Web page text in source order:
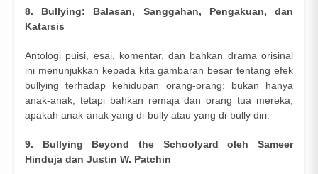
8. Bullying: Balasan, Sanggahan, Pengakuan, dan
Katarsis
Antologi puisi, esai, komentar, dan bahkan drama orisinal
ini menunjukkan kepada kita gambaran besar tentang efek
bullying terhadap kehidupan orang-orang: bukan hanya
anak-anak, tetapi bahkan remaja dan orang tua mereka,
apakah anak-anak yang di-bully atau yang di-bully diri.
9. Bullying Beyond the Schoolyard oleh Sameer
Hinduja dan Justin W. Patchin